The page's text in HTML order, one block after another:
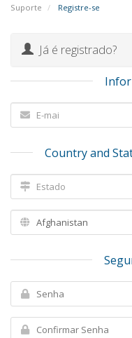
Suporte Registre-se
Já é registrado?
Country and